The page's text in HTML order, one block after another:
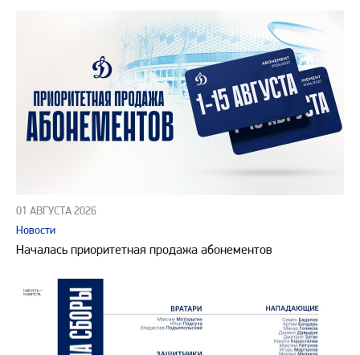
01 АВГУСТА 2026
Новости
Началась приоритетная продажа абонементов